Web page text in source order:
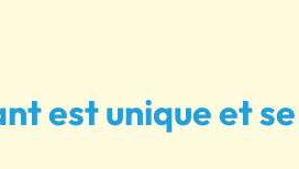
est unique et